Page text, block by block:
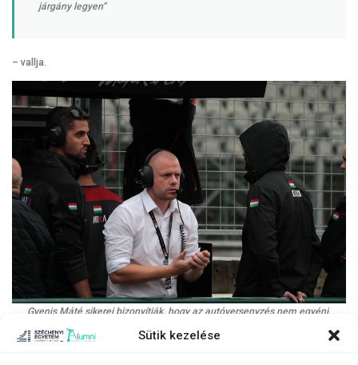
Sütik kezelése
járgány legyen”
– vallja.
Gyenis Máté sikerei bizonyítják, hogy az autóversenyzés nem egyéni,